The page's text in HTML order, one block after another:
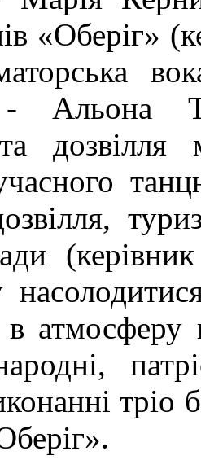
«Оберіг»
- Альона
в атмосферу